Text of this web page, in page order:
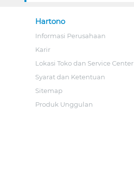
Hartono
Informasi Perusahaan
Karir
Lokasi Toko dan Service Center
Syarat dan Ketentuan
Sitemap
Produk Unggulan